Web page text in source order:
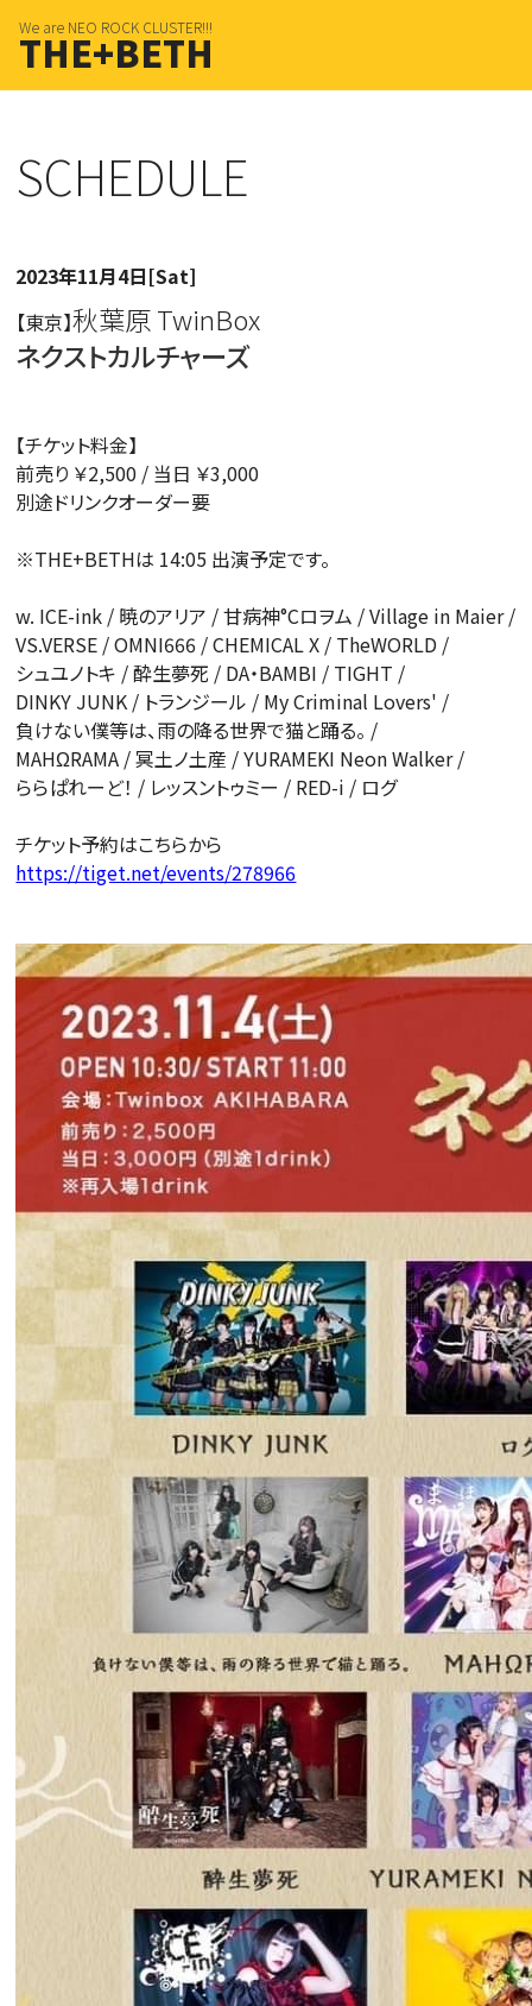
We are NEO ROCK CLUSTER!!!
THE+BETH
SCHEDULE
2023年11月4日[Sat]
【東京】秋葉原 TwinBox
ネクストカルチャーズ
【チケット料金】
前売り ￥2,500 / 当日 ￥3,000
別途ドリンクオーダー要
※THE+BETHは 14:05 出演予定です。
w. ICE-ink / 暁のアリア / 甘病神°Cロヲム / Village in Maier /
VS.VERSE / OMNI666 / CHEMICAL X / TheWORLD /
シュユノトキ / 酔生夢死 / DA・BAMBI / TIGHT /
DINKY JUNK / トランジール / My Criminal Lovers' /
負けない僕等は、雨の降る世界で猫と踊る。 /
MAHΩRAMA / 冥土ノ土産 / YURAMEKI Neon Walker /
ららぱれーど！ / レッスントゥミー / RED-i / ログ
チケット予約はこちらから
https://tiget.net/events/278966